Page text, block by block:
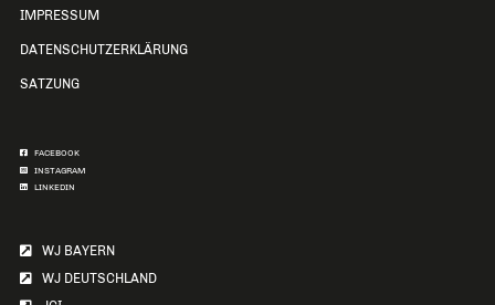
IMPRESSUM
DATENSCHUTZERKLÄRUNG
SATZUNG
FACEBOOK
INSTAGRAM
LINKEDIN
WJ BAYERN
WJ DEUTSCHLAND